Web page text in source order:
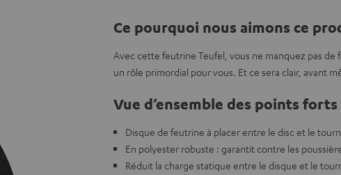
Ce pourquoi nous aimons ce
Avec cette feutrine Teufel, vous ne manquez pas
un rôle primordial pour vous. Et ce sera clair, avant
Vue d’ensemble des points forts
Disque de feutrine à placer entre le disc et le
En polyester robuste : garantit contre les
Réduit la charge statique entre le disque et le